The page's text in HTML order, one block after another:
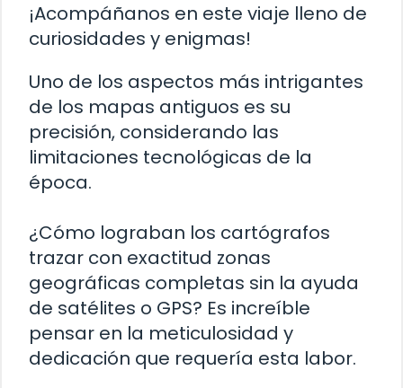
¡Acompáñanos en este viaje lleno de
curiosidades y enigmas!
Uno de los aspectos más intrigantes
de los mapas antiguos es su
precisión, considerando las
limitaciones tecnológicas de la
época.
¿Cómo lograban los cartógrafos
trazar con exactitud zonas
geográficas completas sin la ayuda
de satélites o GPS? Es increíble
pensar en la meticulosidad y
dedicación que requería esta labor.